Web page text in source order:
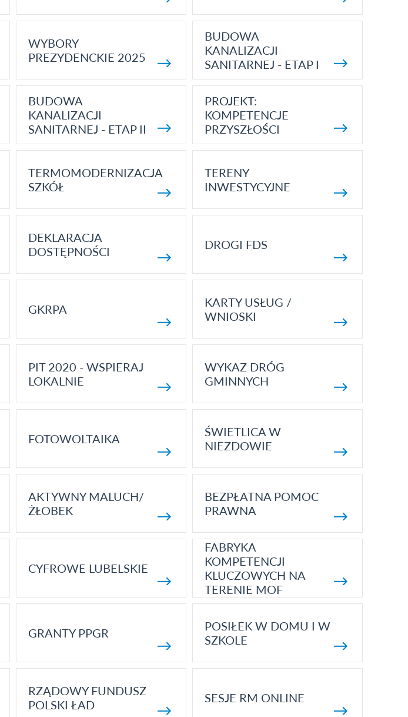
WYBORY
PREZYDENCKIE 2025
BUDOWA
KANALIZACJI
SANITARNEJ - ETAP I
BUDOWA
KANALIZACJI
SANITARNEJ - ETAP II
PROJEKT:
KOMPETENCJE
PRZYSZŁOŚCI
TERMOMODERNIZACJA
SZKÓŁ
TERENY
INWESTYCYJNE
DEKLARACJA
DOSTĘPNOŚCI
DROGI FDS
GKRPA
KARTY USŁUG /
WNIOSKI
PIT 2020 - WSPIERAJ
LOKALNIE
WYKAZ DRÓG
GMINNYCH
FOTOWOLTAIKA
ŚWIETLICA W
NIEZDOWIE
AKTYWNY MALUCH/
ŻŁOBEK
BEZPŁATNA POMOC
PRAWNA
CYFROWE LUBELSKIE
FABRYKA
KOMPETENCJI
KLUCZOWYCH NA
TERENIE MOF
GRANTY PPGR
POSIŁEK W DOMU I W
SZKOLE
RZĄDOWY FUNDUSZ
POLSKI ŁAD
SESJE RM ONLINE